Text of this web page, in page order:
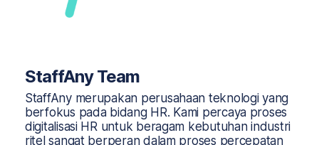
StaffAny Team
StaffAny merupakan perusahaan teknologi yang
berfokus pada bidang HR. Kami percaya proses
digitalisasi HR untuk beragam kebutuhan industri
ritel sangat berperan dalam proses percepatan